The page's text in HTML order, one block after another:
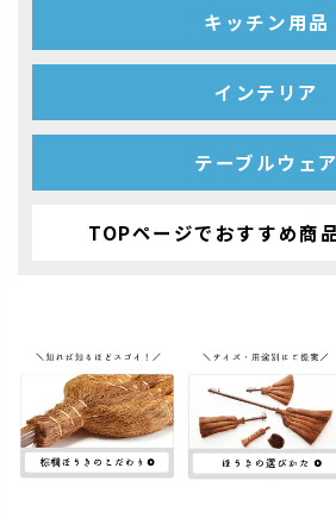
キッチン用品
インテリア
テーブルウェア
TOPページでおすすめ商